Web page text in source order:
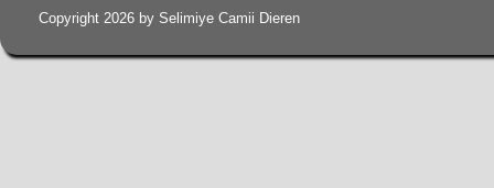
Copyright 2026 by Selimiye Camii Dieren